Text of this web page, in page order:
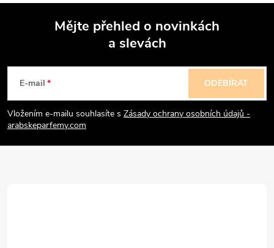
p
a
Mějte přehled o novinkách
a slevách
E-mail
Vložením e-mailu souhlasíte s Zásady ochrany osobních údajů -
arabskeparfemy.com
ODEBÍRAT